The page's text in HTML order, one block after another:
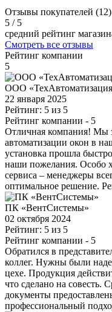
Отзывы покупателей (12)
5 / 5
средний рейтинг
Смотреть все отзывы
Рейтинг компании
5
ООО
22 января 2025
Рейтинг: 5 из 5
Рейтинг компании - 5
Отличная компания! Мы
автоматизации окон в
установка прошла
наши пожелания. Особо
сервиса – менеджеры
оптимальное решение.
ПК «ВентСистемы»
02 октября 2024
Рейтинг: 5 из 5
Рейтинг компании - 5
Обратился в
коллег. Нужны были
цехе. Продукция
что сделано на совесть.
документы
профессиональный